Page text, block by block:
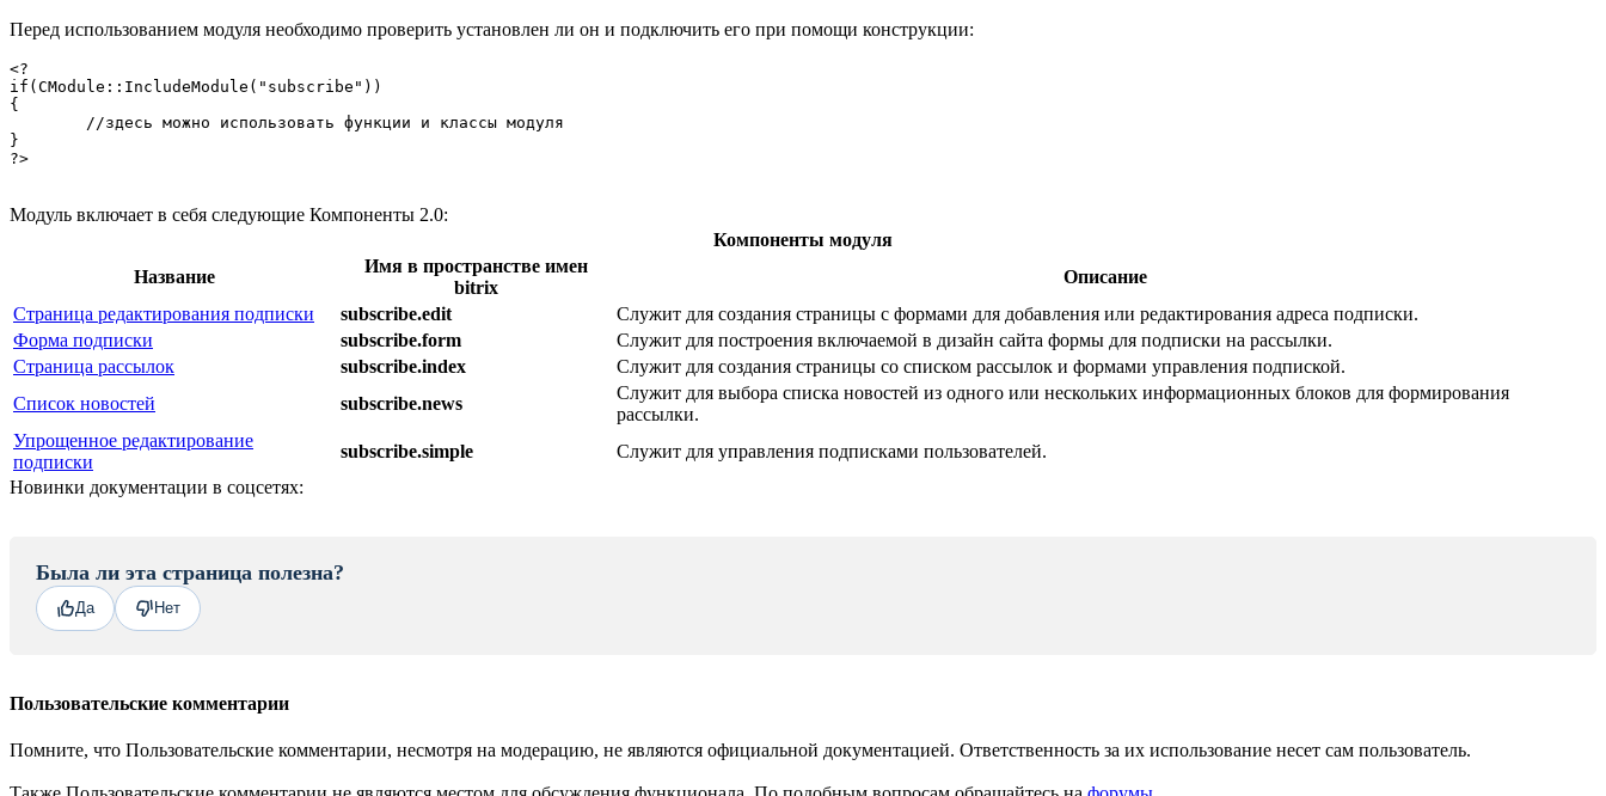
Перед использованием модуля необходимо проверить установлен ли он и подключить его при помощи конструкции:
<?
if(CModule::IncludeModule("subscribe"))
{
}
?>
Модуль включает в себя следующие Компоненты 2.0:
Компоненты модуля
Название
Имя в пространстве имен
bitrix
Описание
Страница редактирования подписки
subscribe.edit
Служит для создания страницы с формами для добавления или редактирования адреса подписки.
Форма подписки
subscribe.form
Служит для построения включаемой в дизайн сайта формы для подписки на рассылки.
Страница рассылок
subscribe.index
Служит для создания страницы со списком рассылок и формами управления подпиской.
Список новостей
subscribe.news
Служит для выбора списка новостей из одного или нескольких информационных блоков для формирования
рассылки.
Упрощенное редактирование
подписки
subscribe.simple
Служит для управления подписками пользователей.
Новинки документации в соцсетях:
Была ли эта страница полезна?
Да Нет
Пользовательские комментарии
Помните, что Пользовательские комментарии, несмотря на модерацию, не являются официальной документацией. Ответственность за их использование несет сам пользователь.